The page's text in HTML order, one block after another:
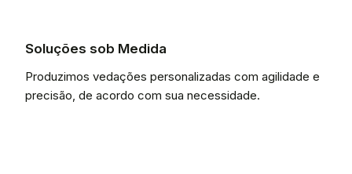
Soluções sob Medida
Produzimos vedações personalizadas com agilidade e
precisão, de acordo com sua necessidade.